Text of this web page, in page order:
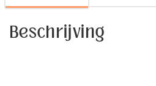
Beschrijving